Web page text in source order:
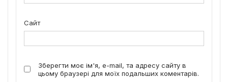
Сайт
Зберегти моє ім'я, e-mail, та адресу сайту в
цьому браузері для моїх подальших коментарів.